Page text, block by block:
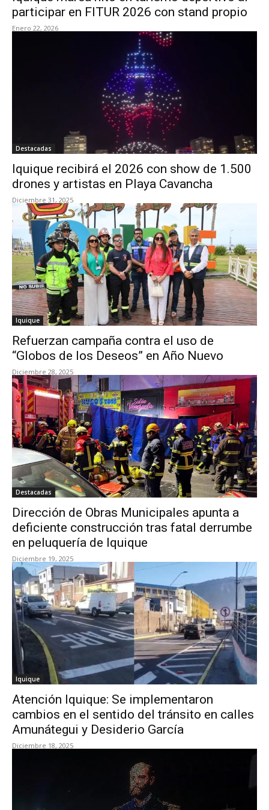
participar en FITUR 2026 con stand propio
Enero 22, 2026
Destacadas
Iquique recibirá el 2026 con show de 1.500
drones y artistas en Playa Cavancha
Diciembre 31, 2025
Iquique
Refuerzan campaña contra el uso de
“Globos de los Deseos” en Año Nuevo
Diciembre 28, 2025
Destacadas
Dirección de Obras Municipales apunta a
deficiente construcción tras fatal derrumbe
en peluquería de Iquique
Diciembre 19, 2025
Iquique
Atención Iquique: Se implementaron
cambios en el sentido del tránsito en calles
Amunátegui y Desiderio García
Diciembre 18, 2025